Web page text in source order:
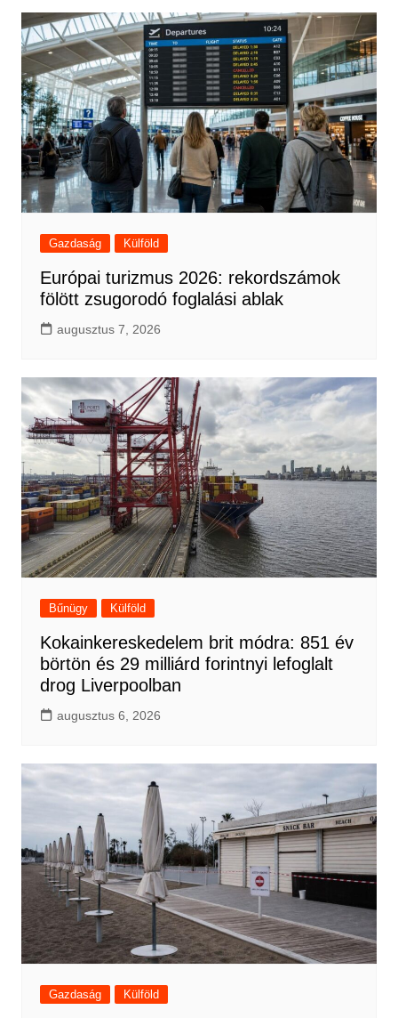
Gazdaság Külföld
Európai turizmus 2026: rekordszámok
fölött zsugorodó foglalási ablak
augusztus 7, 2026
Bűnügy Külföld
Kokainkereskedelem brit módra: 851 év
börtön és 29 milliárd forintnyi lefoglalt
drog Liverpoolban
augusztus 6, 2026
Gazdaság Külföld